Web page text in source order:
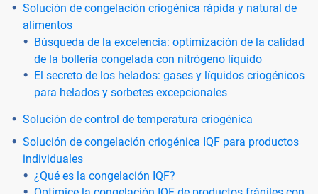
Solución de congelación criogénica rápida y natural de
alimentos
Búsqueda de la excelencia: optimización de la calidad
de la bollería congelada con nitrógeno líquido
El secreto de los helados: gases y líquidos criogénicos
para helados y sorbetes excepcionales
Solución de control de temperatura criogénica
Solución de congelación criogénica IQF para productos
individuales
¿Qué es la congelación IQF?